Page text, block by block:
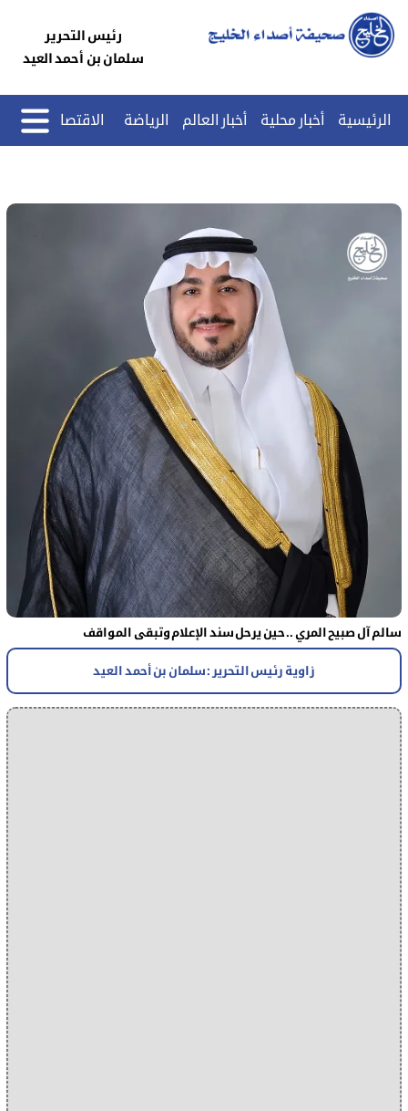
رئيس التحرير
سلمان بن أحمد العيد
الرئيسية أخبار محلية أخبار العالم الرياضة الاقتصاد
سالم آل صبيح المري .. حين يرحل سند الإعلام وتبقى المواقف
زاوية رئيس التحرير : سلمان بن أحمد العيد